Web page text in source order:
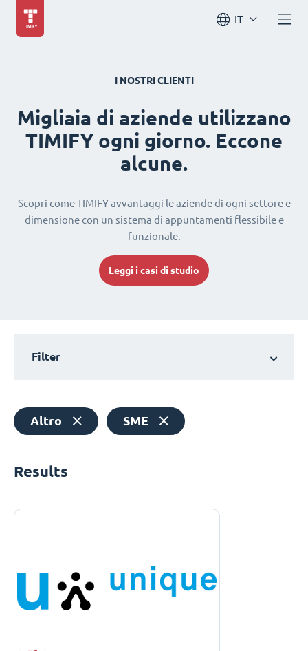
IT
I NOSTRI CLIENTI
Migliaia di aziende utilizzano
TIMIFY ogni giorno. Eccone
alcune.
Scopri come TIMIFY avvantaggi le aziende di ogni settore e
dimensione con un sistema di appuntamenti flessibile e
funzionale.
Leggi i casi di studio
Filter
Altro SME
Results